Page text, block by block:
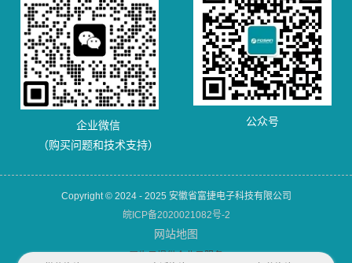
企业微信
（购买问题和技术支持）
公众号
Copyright © 2024 - 2025 安徽省富捷电子科技有限公司
皖ICP备2020021082号-2
网站地图
犀牛云提供企业云服务